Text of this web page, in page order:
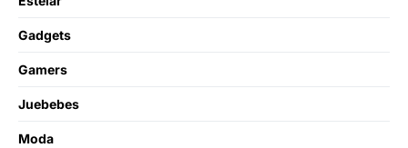
Gadgets
Gamers
Juebebes
Moda